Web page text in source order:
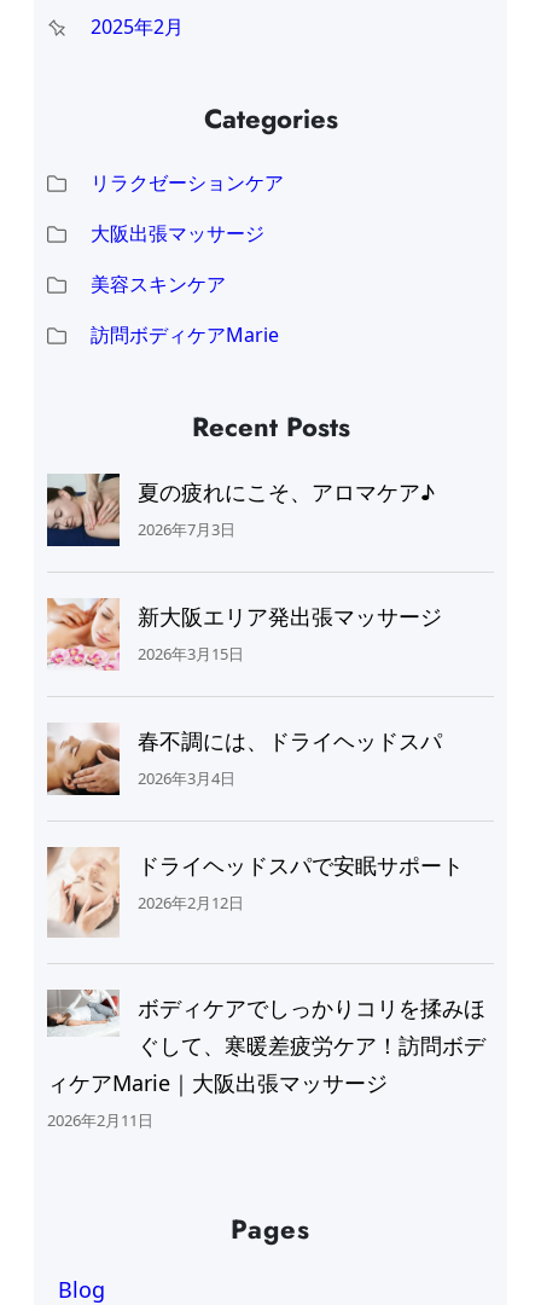
2025年2月
Categories
リラクゼーションケア
大阪出張マッサージ
美容スキンケア
訪問ボディケアMarie
Recent Posts
夏の疲れにこそ、アロマケア♪
2026年7月3日
新大阪エリア発出張マッサージ
2026年3月15日
春不調には、ドライヘッドスパ
2026年3月4日
ドライヘッドスパで安眠サポート
2026年2月12日
ボディケアでしっかりコリを揉みほ
ぐして、寒暖差疲労ケア！訪問ボデ
ィケアMarie｜大阪出張マッサージ
2026年2月11日
Pages
Blog